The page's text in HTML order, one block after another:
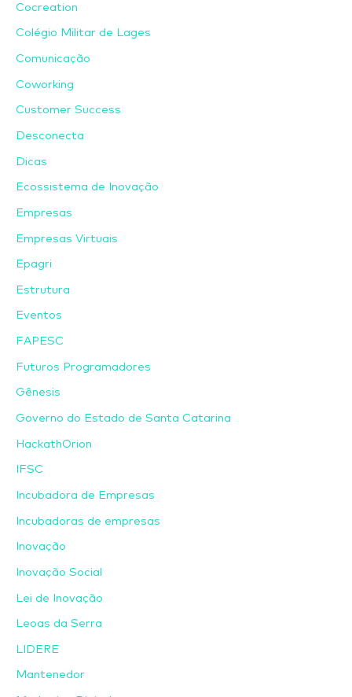
Cocreation
Colégio Militar de Lages
Comunicação
Coworking
Customer Success
Desconecta
Dicas
Ecossistema de Inovação
Empresas
Empresas Virtuais
Epagri
Estrutura
Eventos
FAPESC
Futuros Programadores
Gênesis
Governo do Estado de Santa Catarina
HackathOrion
IFSC
Incubadora de Empresas
Incubadoras de empresas
Inovação
Inovação Social
Lei de Inovação
Leoas da Serra
LIDERE
Mantenedor